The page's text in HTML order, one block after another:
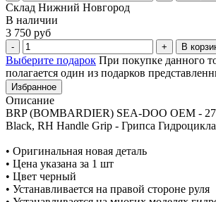
Склад Нижний Новгород
В наличии
3 750 руб
В
Выберите подарок При покупке данного
полагается один из подарков
Избранное
Описание
BRP (BOMBARDIER) SEA-DOO OEM -
Black, RH Handle Grip - Грипса
• Оригинальная новая деталь
• Цена указана за 1 шт
• Цвет черный
• Устанавливается на правой стороне руля